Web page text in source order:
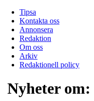
Tipsa
Kontakta oss
Annonsera
Redaktion
Om oss
Arkiv
Redaktionell policy
Nyheter om: